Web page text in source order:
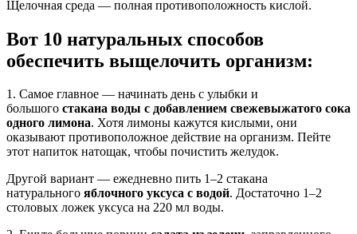
Щелочная среда — полная противоположность кислой.
Вот 10 натуральных способов
обеспечить выщелочить организм:
1. Самое главное — начинать день с улыбки и
большого стакана воды с добавлением свежевыжатого сока
одного лимона. Хотя лимоны кажутся кислыми, они
оказывают противоположное действие на организм. Пейте
этот напиток натощак, чтобы почистить желудок.
Другой вариант — ежедневно пить 1–2 стакана
натурального яблочного уксуса с водой. Достаточно 1–2
столовых ложек уксуса на 220 мл воды.